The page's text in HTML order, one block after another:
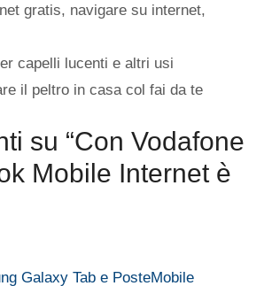
gratis, navigare su internet,
capelli lucenti e altri usi
il peltro in casa col fai da te
su “Con Vodafone
Mobile Internet è
Galaxy Tab e PosteMobile